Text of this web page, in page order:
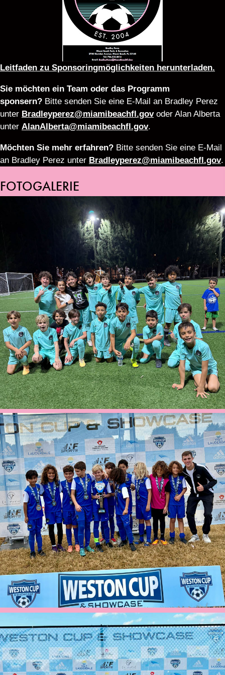
Leitfaden zu Sponsoringmöglichkeiten herunterladen.
Sie möchten ein Team oder das Programm
sponsern? Bitte senden Sie eine E-Mail an Bradley Perez
unter Bradleyperez@miamibeachfl.govoder Alan Alberta
unter AlanAlberta@miamibeachfl.gov.
Möchten Sie mehr erfahren? Bitte senden Sie eine E-Mail
an Bradley Perez unter Bradleyperez@miamibeachfl.gov.
FOTOGALERIE